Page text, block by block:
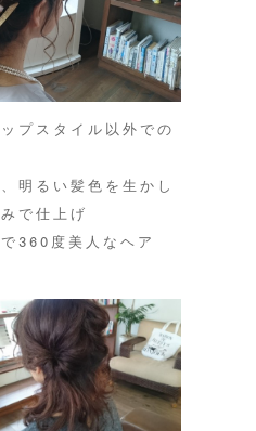
プスタイル以外での
明るい髪色を生かし
で仕上げ
360度美人なヘア